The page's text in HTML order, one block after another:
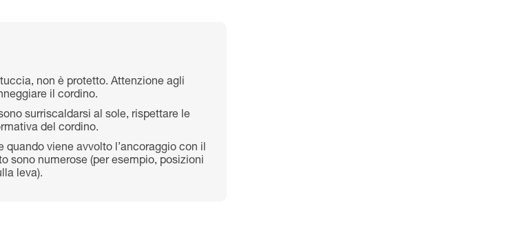
non è protetto. Attenzione agli
il cordino.
surriscaldarsi al sole, rispettare le
del cordino.
viene avvolto l’ancoraggio con il
sono numerose (per esempio, posizioni
leva).